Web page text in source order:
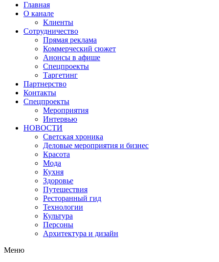
Главная
О канале
Клиенты
Сотрудничество
Прямая реклама
Коммерческий сюжет
Анонсы в афише
Cпецпроекты
Таргетинг
Партнерство
Контакты
Спецпроекты
Мероприятия
Интервью
НОВОСТИ
Светская хроника
Деловые мероприятия и бизнес
Красота
Мода
Кухня
Здоровье
Путешествия
Ресторанный гид
Технологии
Культура
Персоны
Архитектура и дизайн
Меню